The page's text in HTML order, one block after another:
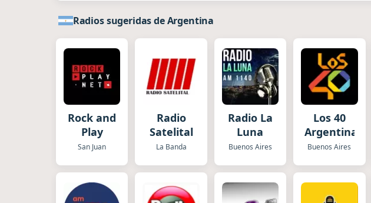
Radios sugeridas de Argentina
Rock and
Play
San Juan
Radio
Satelital
La Banda
Radio La
Luna
Buenos Aires
Los 40
Argentina
Buenos Aires